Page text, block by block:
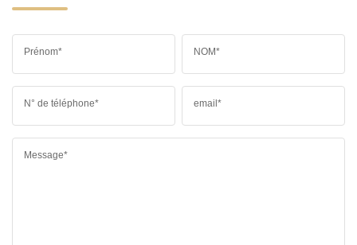
Prénom* NOM*
N° de téléphone* email*
Message*